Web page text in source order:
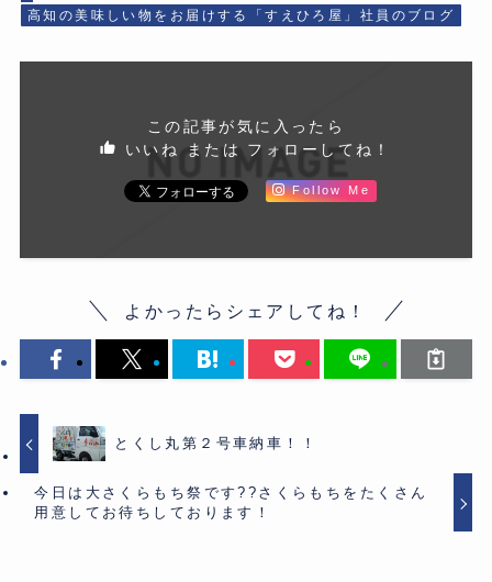
高知の美味しい物をお届けする「すえひろ屋」社員のブログ
この記事が気に入ったら
いいね または フォローしてね！
Follow Me
よかったらシェアしてね！
とくし丸第２号車納車！！
今日は大さくらもち祭です??さくらもちをたくさん
用意してお待ちしております！